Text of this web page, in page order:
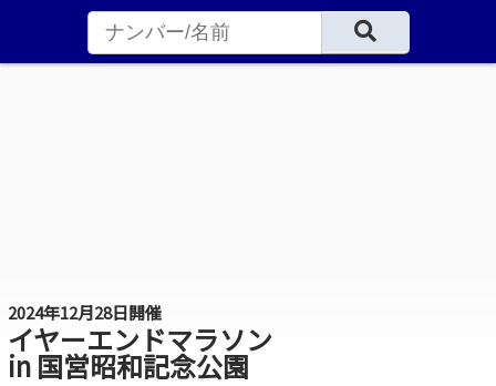
2024年12月28日開催
イヤーエンドマラソン
in 国営昭和記念公園